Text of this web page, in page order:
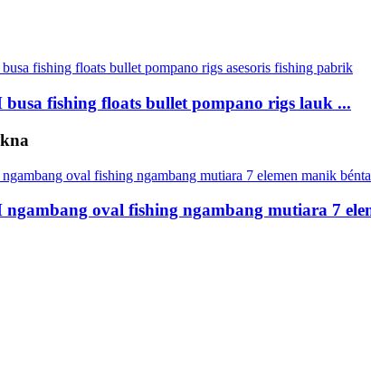
fishing floats bullet pompano rigs lauk ...
oval fishing ngambang mutiara 7